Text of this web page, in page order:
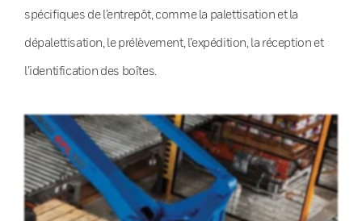
spécifiques de l’entrepôt, comme la palettisation et la
dépalettisation, le prélèvement, l’expédition, la réception et
l’identification des boîtes.